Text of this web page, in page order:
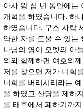
아사 왕 십 년 동안에는
개혁을 하였습니다. 하
하였습니다. 구스 사람
약한 자를 도울 수 있는
나님의 영이 오뎃의 아
와와 함께하면 여호와
저를 찾으면 저가 너희
너희를 버리시리라는
을 하였고 산당을 제하
를 태후에서 폐하기까